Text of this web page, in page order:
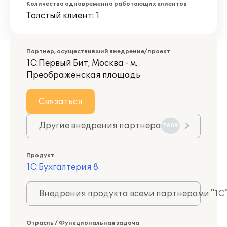
Количество одновременно работающих клиентов
Толстый клиент: 1
Партнер, осуществивший внедрение/проект
1С:Первый Бит, Москва - м.
Преображенская площадь
Связаться
Другие внедрения партнера 7609
Продукт
1С:Бухгалтерия 8
Внедрения продукта всеми партнерами
Отрасль / Функциональная задача